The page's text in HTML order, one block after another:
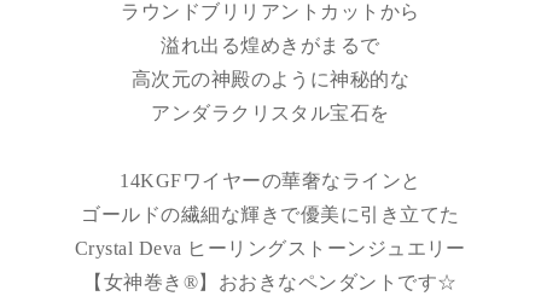
ラウンドブリリアントカットから
溢れ出る煌めきがまるで
高次元の神殿のように神秘的な
アンダラクリスタル宝石を
14KGFワイヤーの華奢なラインと
ゴールドの繊細な輝きで優美に引き立てた
Crystal Deva ヒーリングストーンジュエリー
【女神巻き®】おおきなペンダントです☆